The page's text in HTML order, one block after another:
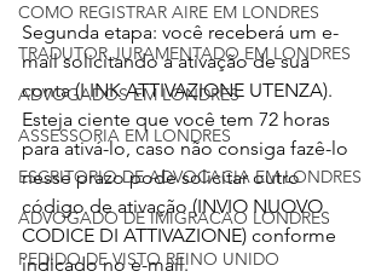
COMO REGISTRAR AIRE EM LONDRES
TRADUTOR JURAMENTADO EM LONDRES
ADVOGADOS EM LONDRES
ASSESSORIA EM LONDRES
ESCRITORIO DE ADVOCACIA EM LONDRES
ADVOGADO DE IMIGRACAO LONDRES
PEDIDO DE VISTO REINO UNIDO
Segunda etapa: você receberá um e-
mail solicitando a ativação de sua
conta (LINK ATTIVAZIONE UTENZA).
Esteja ciente que você tem 72 horas
para ativá-lo, caso não consiga fazê-lo
nesse prazo pode solicitar outro
código de ativação (INVIO NUOVO
CODICE DI ATTIVAZIONE) conforme
indicado no e-mail.